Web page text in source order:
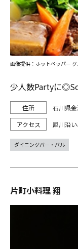
少人数Partyに
石川県
犀川沿
画像提供：ホットペッパー グ
ダイニングバー・バル
片町小料理 翔